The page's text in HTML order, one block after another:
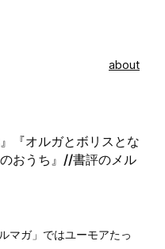
about
『オルガとボリスとな
おうち』//書評のメル
マガ」ではユーモアたっ